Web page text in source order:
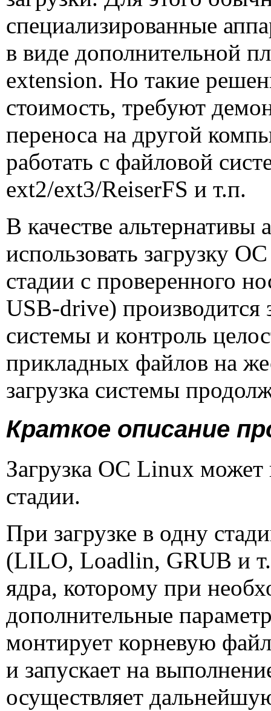
специализированные
в виде дополнительной
extension. Но такие
стоимость, требуют
переноса на другой
работать с файловой
ext2/ext3/ReiserFS и т.п.
В качестве
использовать загрузку
стадии с проверенного
USB-drive) производится
системы и контроль
прикладных файлов на
загрузка системы
Краткое описание
Загрузка ОС Linux может
стадии.
При загрузке в одну
(LILO, Loadlin, GRUB и
ядра, которому при
дополнительные
монтирует корневую
и запускает на
осуществляет